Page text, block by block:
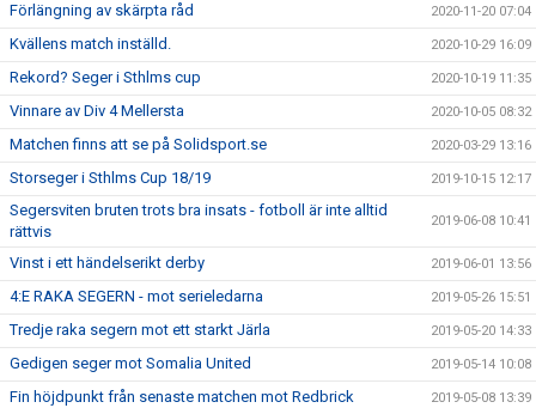
Förlängning av skärpta råd 2020-11-20 07:04
Kvällens match inställd. 2020-10-29 16:09
Rekord? Seger i Sthlms cup 2020-10-19 11:35
Vinnare av Div 4 Mellersta 2020-10-05 08:32
Matchen finns att se på Solidsport.se 2020-03-29 13:16
Storseger i Sthlms Cup 18/19 2019-10-15 12:17
Segersviten bruten trots bra insats - fotboll är inte alltid
rättvis
2019-06-08 10:41
Vinst i ett händelserikt derby 2019-06-01 13:56
4:E RAKA SEGERN - mot serieledarna 2019-05-26 15:51
Tredje raka segern mot ett starkt Järla 2019-05-20 14:33
Gedigen seger mot Somalia United 2019-05-14 10:08
Fin höjdpunkt från senaste matchen mot Redbrick 2019-05-08 13:39